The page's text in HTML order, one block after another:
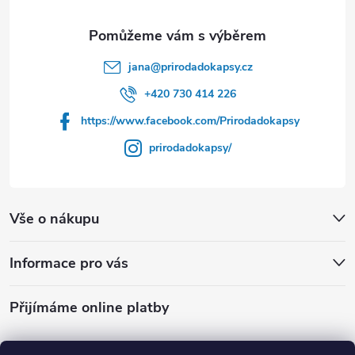
jana@prirodadokapsy.cz
+420 730 414 226
https://www.facebook.com/Prirodadokapsy
prirodadokapsy/
Vše o nákupu
Informace pro vás
Přijímáme online platby